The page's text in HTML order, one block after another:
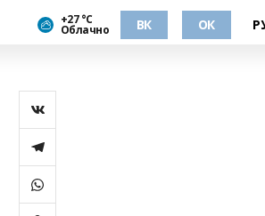
+27 °С
Облачно ВК ОК